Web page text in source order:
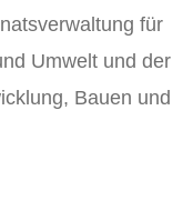
für
Umwelt und der
Bauen und